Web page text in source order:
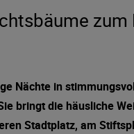
zum
Nächte in
bringt die häusliche
Stadtplatz, am